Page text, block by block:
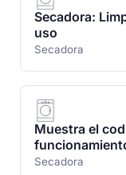
Secadora:
uso
Secadora
Muestra el
Secadora